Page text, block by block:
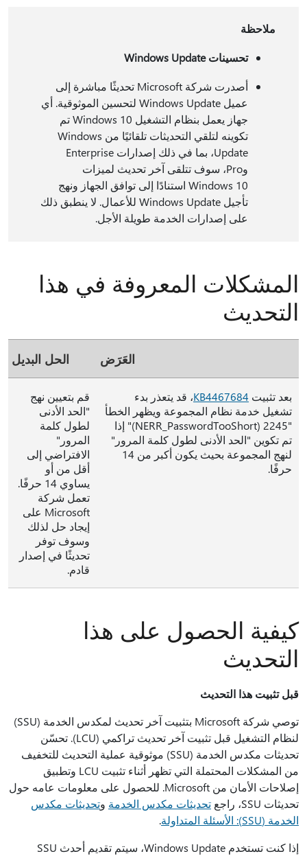
ملاحظة
تحسينات Windows Update
أصدرت شركة Microsoft تحديثًا مباشرة إلى
عميل Windows Update لتحسين الموثوقية. أي
جهاز يعمل بنظام التشغيل Windows 10 تم
تكوينه لتلقي التحديثات تلقائيًا من Windows
Update، بما في ذلك إصدارات Enterprise
وPro، سوف تتلقى آخر تحديث لميزات
Windows 10 استنادًا إلى توافق الجهاز ونهج
تأجيل Windows Update للأعمال. لا ينطبق ذلك
على إصدارات الخدمة طويلة الأجل.
المشكلات المعروفة في هذا
التحديث
العَرَض الحل البديل
بعد تثبيت KB4467684، قد يتعذر بدء
تشغيل خدمة نظام المجموعة ويظهر الخطأ
"2245 (NERR_PasswordTooShort)" إذا
تم تكوين "الحد الأدنى لطول كلمة المرور"
لنهج المجموعة بحيث يكون أكبر من 14
حرفًا.
قم بتعيين نهج
"الحد الأدنى
لطول كلمة
المرور"
الافتراضي إلى
أقل من أو
يساوي 14 حرفًا.
تعمل شركة
Microsoft على
إيجاد حل لذلك
وسوف توفر
تحديثًا في إصدار
قادم.
كيفية الحصول على هذا
التحديث
قبل تثبيت هذا التحديث
توصي شركة Microsoft بتثبيت آخر تحديث لمكدس الخدمة (SSU)
لنظام التشغيل قبل تثبيت آخر تحديث تراكمي (LCU). تحسّن
تحديثات مكدس الخدمة (SSU)‬ موثوقية عملية التحديث للتخفيف
من المشكلات المحتملة التي تظهر أثناء تثبيت LCU وتطبيق
إصلاحات الأمان من Microsoft. للحصول على معلومات عامه حول
تحديثات SSU، راجع
تحديثات مكدس الخدمة وتحديثات مكدس
الخدمة (SSU): الأسئلة المتداولة
.
إذا كنت تستخدم Windows Update، سيتم تقديم أحدث SSU